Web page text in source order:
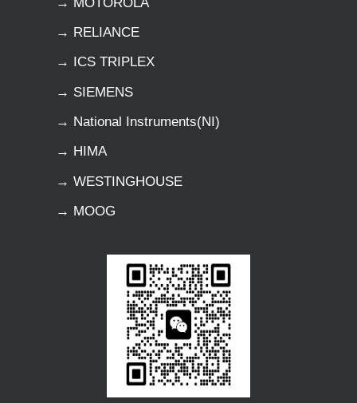
→ RELIANCE
→ ICS TRIPLEX
→ SIEMENS
→ National Instruments(NI)
→ HIMA
→ WESTINGHOUSE
→ MOOG